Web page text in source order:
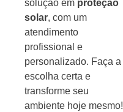
solução em proteção
solar, com um
atendimento
profissional e
personalizado. Faça a
escolha certa e
transforme seu
ambiente hoje mesmo!